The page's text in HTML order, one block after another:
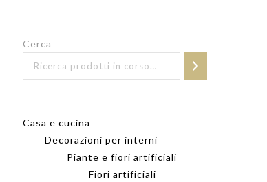
Cerca
Casa e cucina
Decorazioni per interni
Piante e fiori artificiali
Fiori artificiali